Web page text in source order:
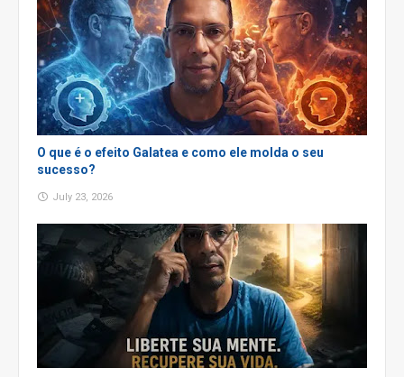
O que é o efeito Galatea e como ele molda o seu
sucesso?
July 23, 2026